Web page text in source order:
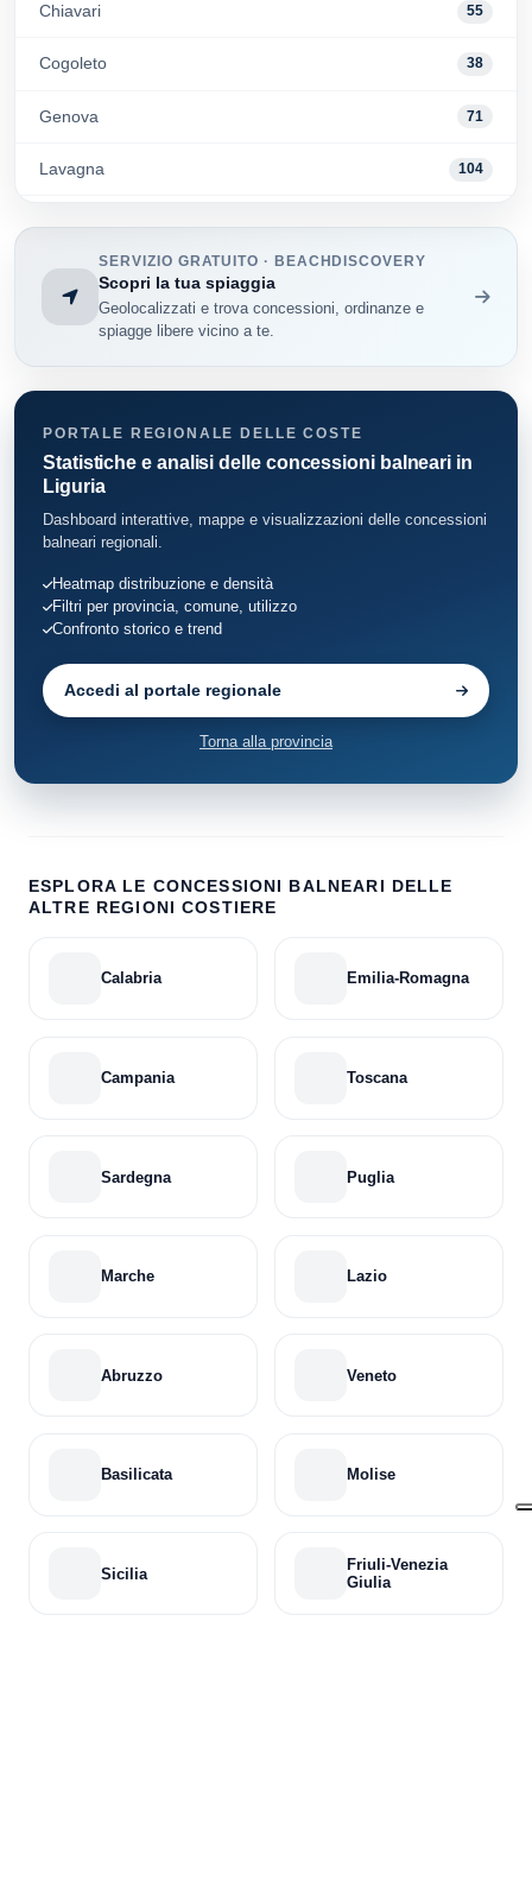
Chiavari 55
Cogoleto 38
Genova 71
Lavagna 104
Pieve Ligure
Portofino
Recco
Santa Margherita Ligure
Sestri Levante
Sori
SERVIZIO GRATUITO · BEACHDISCOVERY
Scopri la tua spiaggia
Geolocalizzati e trova concessioni, ordinanze e
spiagge libere vicino a te.
PORTALE REGIONALE DELLE COSTE
Statistiche e analisi delle concessioni balneari in
Liguria
Dashboard interattive, mappe e visualizzazioni delle concessioni
balneari regionali.
Heatmap distribuzione e densità
Filtri per provincia, comune, utilizzo
Confronto storico e trend
Accedi al portale regionale
Torna alla provincia
ESPLORA LE CONCESSIONI BALNEARI DELLE
ALTRE REGIONI COSTIERE
Calabria Emilia-Romagna
Campania Toscana
Sardegna Puglia
Marche Lazio
Abruzzo Veneto
Basilicata Molise
Sicilia
Friuli-Venezia
Giulia